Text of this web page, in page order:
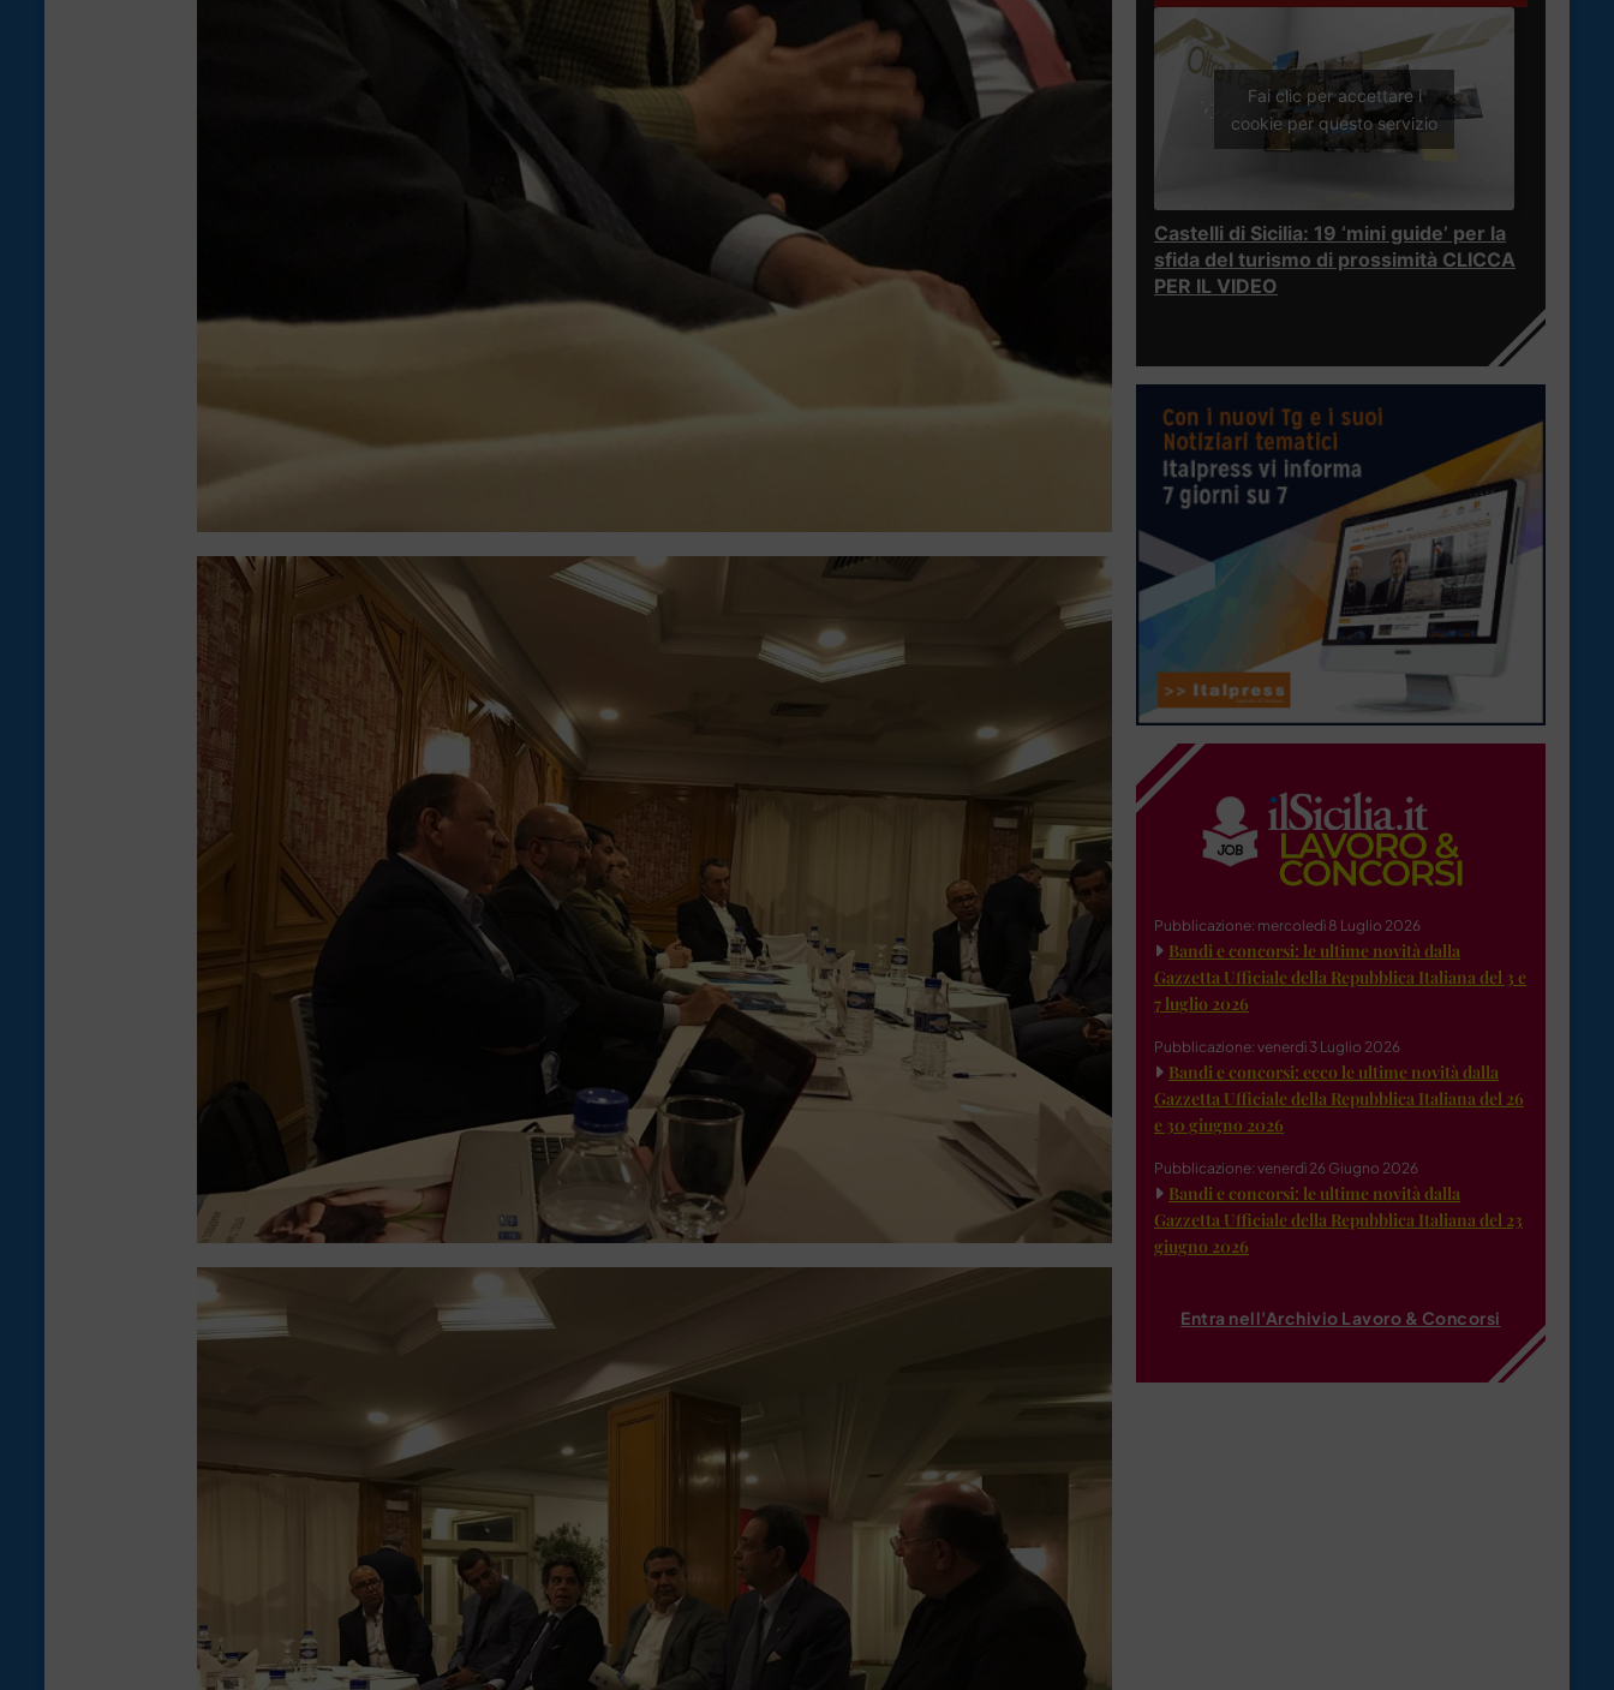
Fai clic per accettare i
cookie per questo servizio
Castelli di Sicilia: 19 ‘mini guide’ per la
sfida del turismo di prossimità CLICCA
PER IL VIDEO
Pubblicazione: mercoledì 8 Luglio 2026
Bandi e concorsi: le ultime novità dalla
Gazzetta Ufficiale della Repubblica Italiana del 3 e
7 luglio 2026
Pubblicazione: venerdì 3 Luglio 2026
Bandi e concorsi: ecco le ultime novità dalla
Gazzetta Ufficiale della Repubblica Italiana del 26
e 30 giugno 2026
Pubblicazione: venerdì 26 Giugno 2026
Bandi e concorsi: le ultime novità dalla
Gazzetta Ufficiale della Repubblica Italiana del 23
giugno 2026
Entra nell'Archivio Lavoro & Concorsi